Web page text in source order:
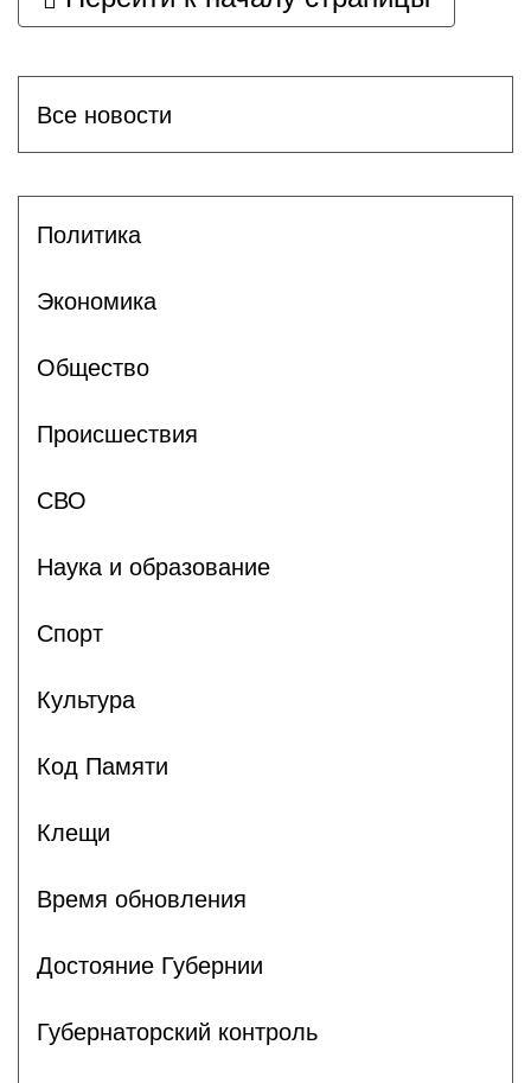
Все новости
Политика
Экономика
Общество
Происшествия
СВО
Наука и образование
Спорт
Культура
Код Памяти
Клещи
Время обновления
Достояние Губернии
Губернаторский контроль